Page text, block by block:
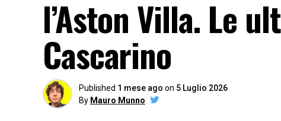
l’Aston Villa. Le
Cascarino
Published 1 mese ago on 5 Luglio 2026
By Mauro Munno